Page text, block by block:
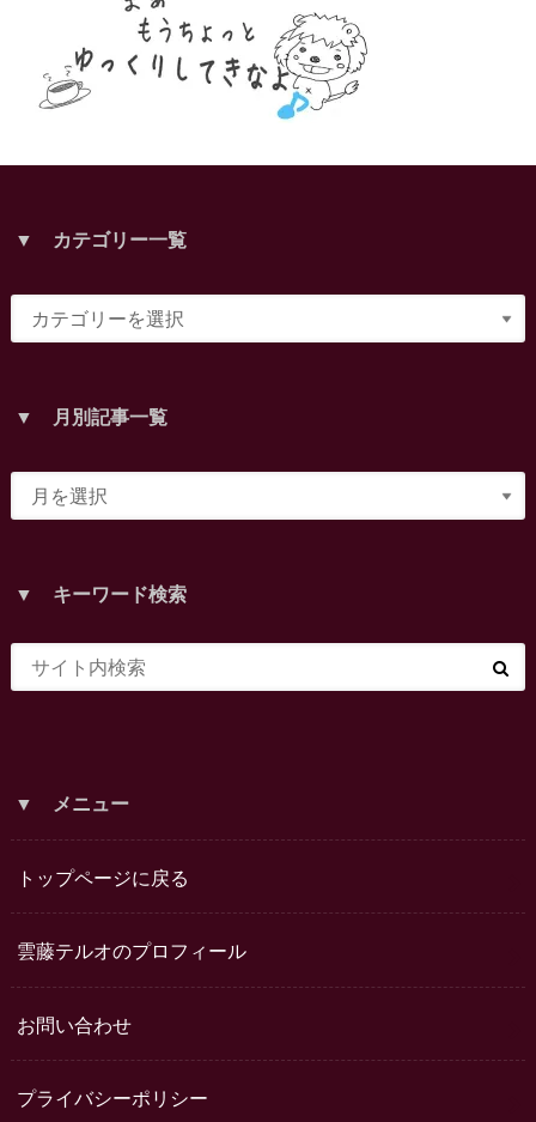
▼ カテゴリー一覧
▼ 月別記事一覧
▼ キーワード検索
▼ メニュー
トップページに戻る
雲藤テルオのプロフィール
お問い合わせ
プライバシーポリシー